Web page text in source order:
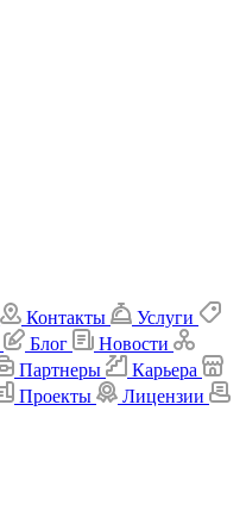
Контакты
Услуги
Блог
Новости
Партнеры
Карьера
Проекты
Лицензии